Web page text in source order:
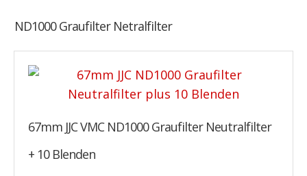
ND1000 Graufilter Netralfilter
67mm JJC VMC ND1000 Graufilter Neutralfilter
+ 10 Blenden